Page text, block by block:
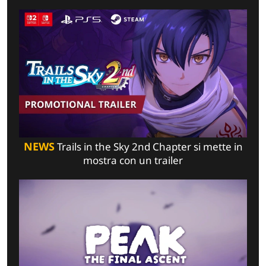
NEWSTrails in the Sky 2nd Chapter si mette in
mostra con un trailer